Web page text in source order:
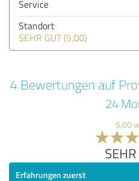
Service
Standort
SEHR GUT (5,00)
4 Bewertungen auf
24
5,00
Erfahrungen zuerst